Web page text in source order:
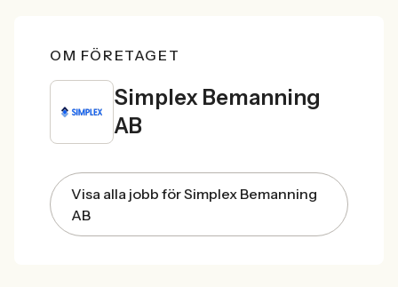
OM FÖRETAGET
Simplex Bemanning
AB
Visa alla jobb för Simplex Bemanning
AB